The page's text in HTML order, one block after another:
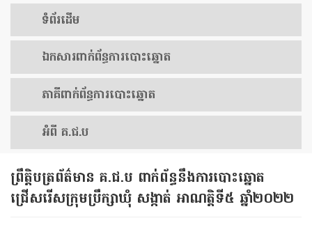
ទំព័រ​ដើម
ឯកសារ​ពាក់ព័ន្ធ​ការ​បោះឆ្នោត
​ភាគីពាក់ព័ន្ធ​​ការ​បោះឆ្នោត
អំពី គ.ជ.ប
ព្រឹត្តិបត្រព័ត៌មាន គ.ជ.ប ពាក់ព័ន្ធនឹងការបោះឆ្នោត
ជ្រើសរើសក្រុមប្រឹក្សាឃុំ សង្កាត់ អាណត្តិទី៥ ឆ្នាំ២០២២